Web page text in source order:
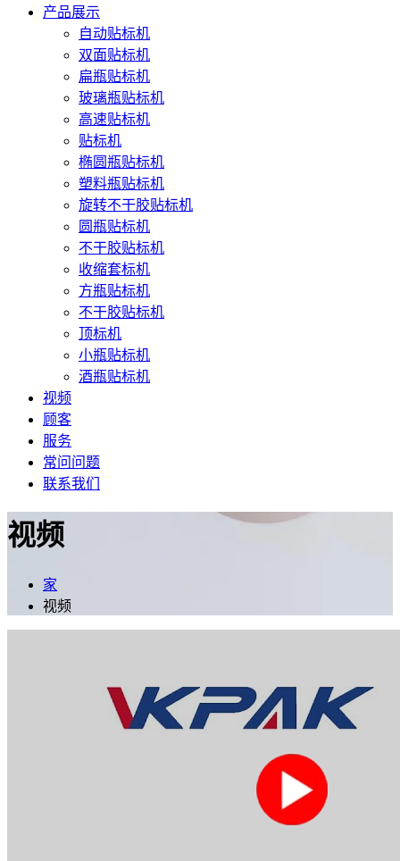
产品展示
自动贴标机
双面贴标机
扁瓶贴标机
玻璃瓶贴标机
高速贴标机
贴标机
椭圆瓶贴标机
塑料瓶贴标机
旋转不干胶贴标机
圆瓶贴标机
不干胶贴标机
收缩套标机
方瓶贴标机
不干胶贴标机
顶标机
小瓶贴标机
酒瓶贴标机
视频
顾客
服务
常问问题
联系我们
视频
家
视频